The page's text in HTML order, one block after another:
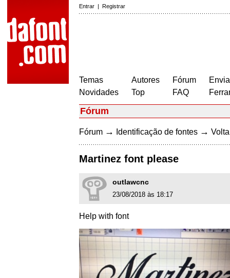
Entrar | Registrar
Temas
Novidades
Autores
Top
Fórum
FAQ
Fórum
Fórum → Identificação de fontes →
Martinez font please
outlawcnc
23/08/2018 às 18:17
Help with font